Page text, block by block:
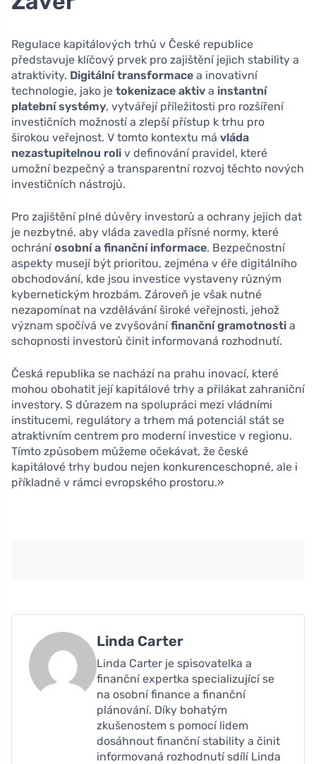
Regulace kapitálových trhů v České republice
představuje klíčový prvek pro zajištění jejich stability a
atraktivity. Digitální transformace a inovativní
technologie, jako je tokenizace aktiv a instantní
platební systémy, vytvářejí příležitosti pro rozšíření
investičních možností a zlepší přístup k trhu pro
širokou veřejnost. V tomto kontextu má vláda
nezastupitelnou roli v definování pravidel, které
umožní bezpečný a transparentní rozvoj těchto nových
investičních nástrojů.
Pro zajištění plné důvěry investorů a ochrany jejich dat
je nezbytné, aby vláda zavedla přísné normy, které
ochráníosobní a finanční informace. Bezpečnostní
aspekty musejí být prioritou, zejména v éře digitálního
obchodování, kde jsou investice vystaveny různým
kybernetickým hrozbám. Zároveň je však nutné
nezapomínat na vzdělávání široké veřejnosti, jehož
význam spočívá ve zvyšovánífinanční gramotnosti a
schopnosti investorů činit informovaná rozhodnutí.
Česká republika se nachází na prahu inovací, které
mohou obohatit její kapitálové trhy a přilákat zahraniční
investory. S důrazem na spolupráci mezi vládními
institucemi, regulátory a trhem má potenciál stát se
atraktivním centrem pro moderní investice v regionu.
Tímto způsobem můžeme očekávat, že české
kapitálové trhy budou nejen konkurenceschopné, ale i
příkladné v rámci evropského prostoru.»
Linda Carter
Linda Carter je spisovatelka a
finanční expertka specializující se
na osobní finance a finanční
plánování. Díky bohatým
zkušenostem s pomocí lidem
dosáhnout finanční stability a činit
informovaná rozhodnutí sdílí Linda